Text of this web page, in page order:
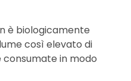
è biologicamente
così elevato di
in modo